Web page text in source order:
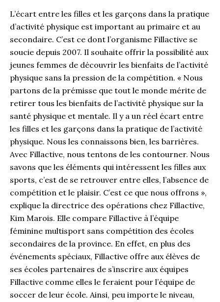
L’écart entre les filles et les garçons dans la pratique
d’activité physique est important au primaire et au
secondaire. C’est ce dont l’organisme Fillactive se
soucie depuis 2007. Il souhaite offrir la possibilité aux
jeunes femmes de découvrir les bienfaits de l’activité
physique sans la pression de la compétition. « Nous
partons de la prémisse que tout le monde mérite de
retirer tous les bienfaits de l’activité physique sur la
santé physique et mentale. Il y a un réel écart entre
les filles et les garçons dans la pratique de l’activité
physique. Nous les connaissons bien, les barrières.
Avec Fillactive, nous tentons de les contourner. Nous
savons que les éléments qui intéressent les filles aux
sports, c’est de se retrouver entre elles, l’absence de
compétition et le plaisir. C’est ce que nous offrons »,
explique la directrice des opérations chez Fillactive,
Kim Marois. Elle compare Fillactive à l’équipe
féminine multisport sans compétition des écoles
secondaires de la province. En effet, en plus des
événements spéciaux, Fillactive offre aux élèves de
ses écoles partenaires de s’inscrire aux équipes
Fillactive comme elles le feraient pour l’équipe de
soccer de leur école. Ainsi, peu importe le niveau,